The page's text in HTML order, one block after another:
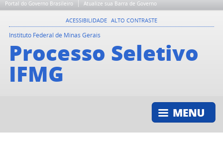
Portal do Governo Brasileiro Atualize sua Barra de Governo
ACESSIBILIDADE ALTO CONTRASTE
Instituto Federal de Minas Gerais
Processo Seletivo
IFMG